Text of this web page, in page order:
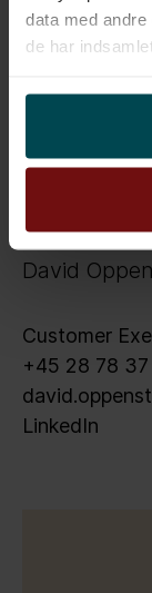
data med
de har
David
Customer
+45 28 78
LinkedIn